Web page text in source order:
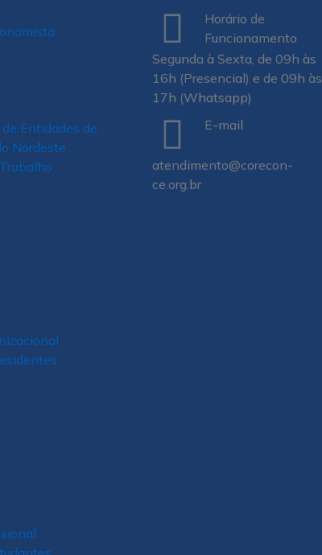
Entidades de
Nordeste
Horário de
Funcionamento
Segunda à Sexta, de 09h às
16h (Presencial) e de 09h às
17h (Whatsapp)
E-mail
atendimento@corecon-
ce.org.br